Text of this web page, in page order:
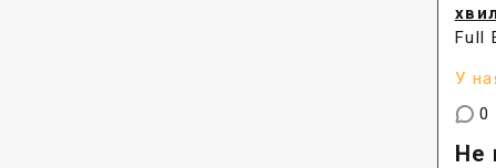
Full
У
0
Не